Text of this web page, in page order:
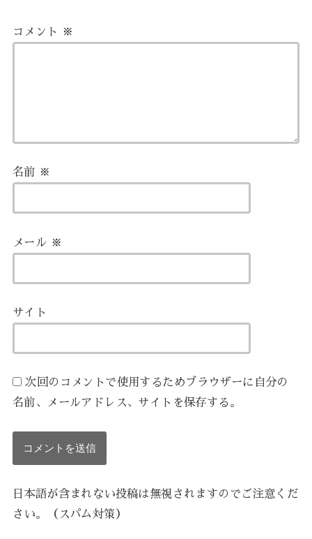
コメント ※
名前 ※
メール ※
サイト
次回のコメントで使用するためブラウザーに自分の
名前、メールアドレス、サイトを保存する。
日本語が含まれない投稿は無視されますのでご注意くだ
さい。（スパム対策）